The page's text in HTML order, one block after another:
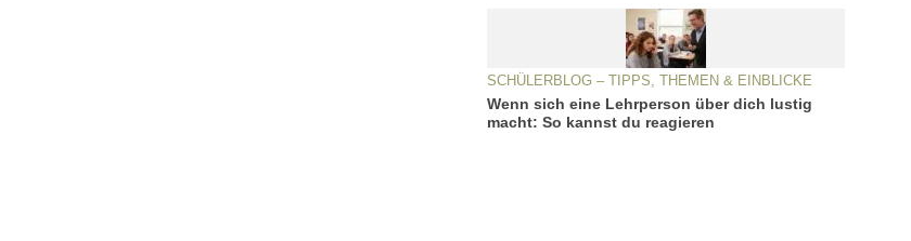
SCHÜLERBLOG – TIPPS, THEMEN & EINBLICKE
Wenn sich eine Lehrperson über dich lustig
macht: So kannst du reagieren